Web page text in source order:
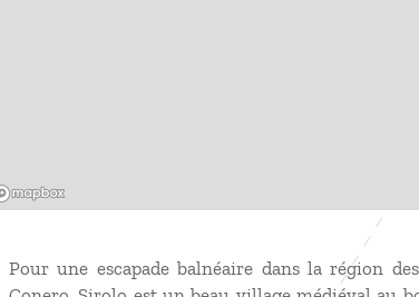
Pour une escapade balnéaire dans la région